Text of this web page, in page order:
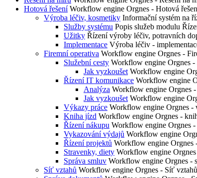
Hotová řešení Workflow engine Orgnes - Hotová
Výroba léčiv, kosmetiky Informační systém na
Služby systému Popis služeb modulu
Užitky Řízení výroby léčiv, potravních
Implementace Výroba léčiv -
Firemní operativa Workflow engine Orgnes -
Služební cesty Workflow engine Orgnes -
Jak vyzkoušet Workflow engine
Řízení IT komunikace Workflow engine
Analýza Workflow engine Orgnes
Jak vyzkoušet Workflow engine
Výkazy práce Workflow engine Orgnes -
Kniha jízd Workflow engine Orgnes -
Řízení nákupu Workflow engine Orgnes
Vykazování výdajů Workflow engine
Řízení projektů Workflow engine Orgnes
Stravenky, diety Workflow engine
Správa smluv Workflow engine Orgnes -
Síť vztahů Workflow engine Orgnes - Síť